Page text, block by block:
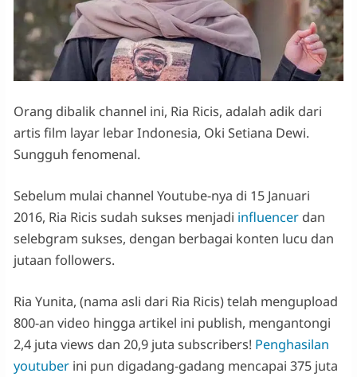
Orang dibalik channel ini, Ria Ricis, adalah adik dari
artis film layar lebar Indonesia, Oki Setiana Dewi.
Sungguh fenomenal.
Sebelum mulai channel Youtube-nya di 15 Januari
2016, Ria Ricis sudah sukses menjadi influencerdan
selebgram sukses, dengan berbagai konten lucu dan
jutaan followers.
Ria Yunita, (nama asli dari Ria Ricis) telah mengupload
800-an video hingga artikel ini publish, mengantongi
2,4 juta views dan 20,9 juta subscribers! Penghasilan
youtuberini pun digadang-gadang mencapai 375 juta